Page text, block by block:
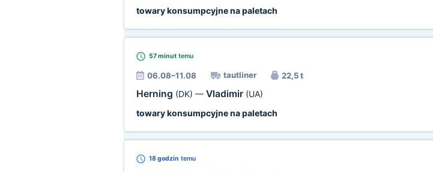
towary konsumpcyjne na paletach
57 minuttemu
06.08–11.08 tautliner 22,5 t
Herning (DK) — Vladimir (UA)
towary konsumpcyjne na paletach
18 godzin temu